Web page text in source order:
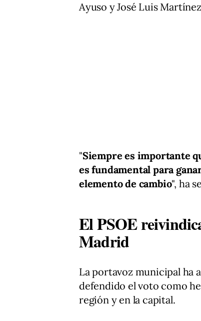
Ayuso y José Luis
"Siempre es importante
es fundamental para
elemento de cambio", ha
El PSOE
Madrid
La portavoz municipal ha
defendido el voto como
región y en la capital.